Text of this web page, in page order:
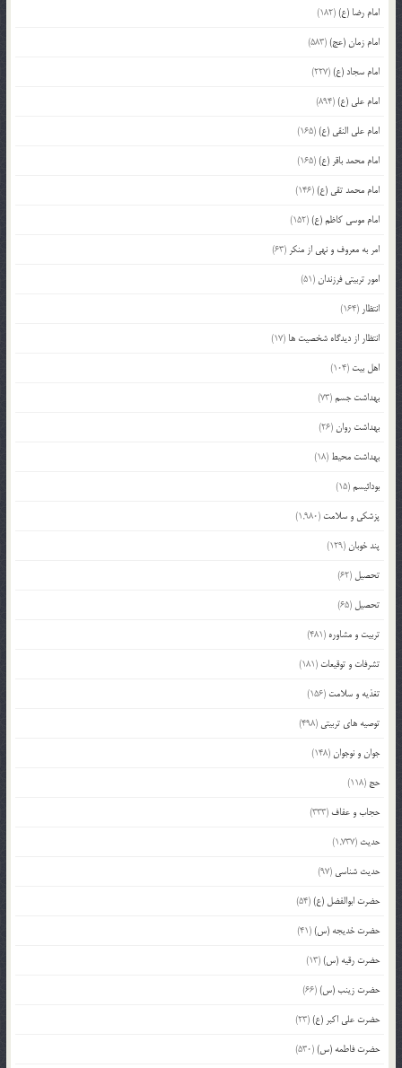
امام رضا (ع)(182)
امام زمان (عج)(583)
امام سجاد (ع)(227)
امام علی (ع)(894)
امام علی النقی (ع)(165)
امام محمد باقر (ع)(165)
امام محمد تقی (ع)(146)
امام موسی کاظم (ع)(152)
امر به معروف و نهی از منکر (63)
امور تربیتی فرزندان(51)
انتظار (164)
انتظار از دیدگاه شخصیت ها (17)
اهل بیت (104)
بهداشت جسم(73)
بهداشت روان(26)
بهداشت محیط (18)
بودائیسم(15)
پزشکی و سلامت (1,980)
پند خوبان(129)
تحصیل (62)
تحصیل (65)
تربیت و مشاوره (481)
تشرفات و توقیعات (181)
تغذیه و سلامت (156)
توصیه های تربیتی (498)
جوان و نوجوان(148)
حج (118)
حجاب و عفاف (333)
حدیث (1,737)
حدیث شناسی (97)
حضرت ابوالفضل (ع)(54)
حضرت خدیجه (س)(41)
حضرت رقیه (س)(13)
حضرت زینب (س)(66)
حضرت علی اکبر (ع)(23)
حضرت فاطمه (س)(530)